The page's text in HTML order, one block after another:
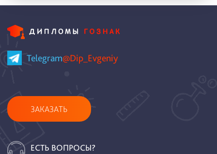
Telegram@Dip_Evgeniy
ЗАКАЗАТЬ
ЕСТЬ ВОПРОСЫ?